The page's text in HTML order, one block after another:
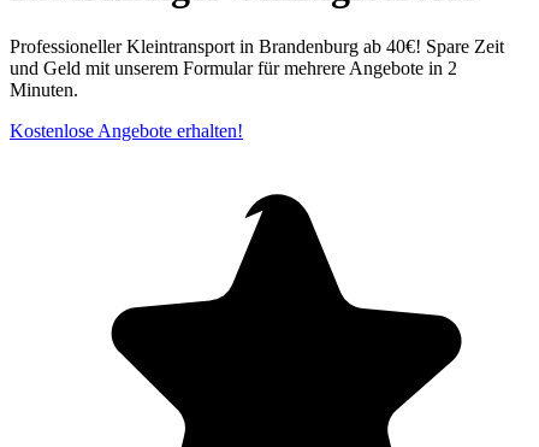
Professioneller Kleintransport in Brandenburg ab 40€! Spare Zeit
und Geld mit unserem Formular für mehrere Angebote in 2
Minuten.
Kostenlose Angebote erhalten!